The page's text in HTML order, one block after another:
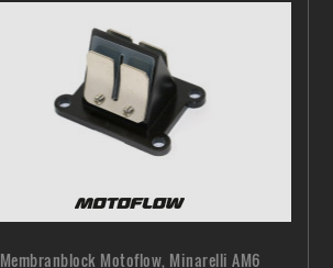
Membranblock Motoflow, Minarelli AM6